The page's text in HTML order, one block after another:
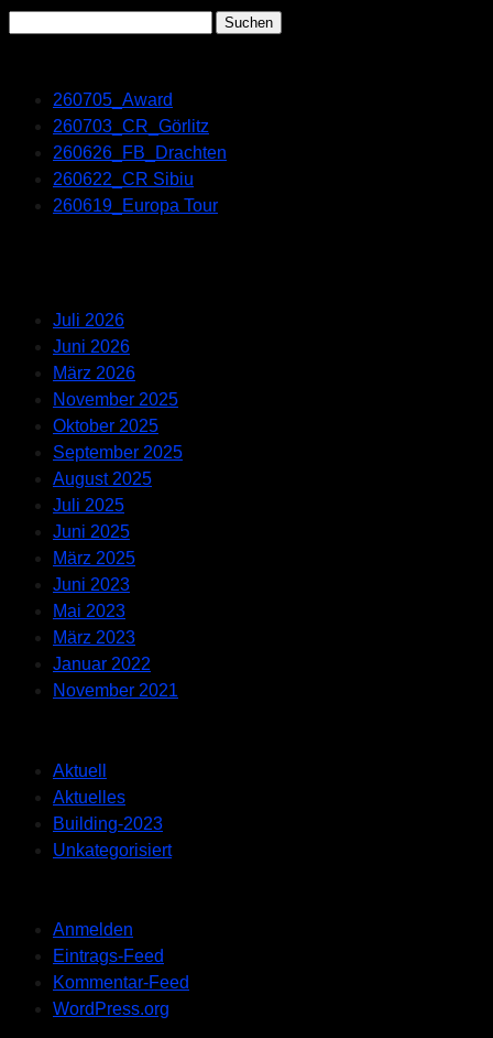
Suchen
nach:
260705_Award
260703_CR_Görlitz
260626_FB_Drachten
260622_CR Sibiu
260619_Europa Tour
Juli 2026
Juni 2026
März 2026
November 2025
Oktober 2025
September 2025
August 2025
Juli 2025
Juni 2025
März 2025
Juni 2023
Mai 2023
März 2023
Januar 2022
November 2021
Aktuell
Aktuelles
Building-2023
Unkategorisiert
Anmelden
Eintrags-Feed
Kommentar-Feed
WordPress.org